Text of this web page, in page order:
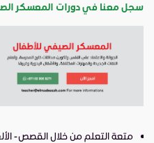
سجل معنا في دورات المعسكر
متعة التعلم من خلال القصص -